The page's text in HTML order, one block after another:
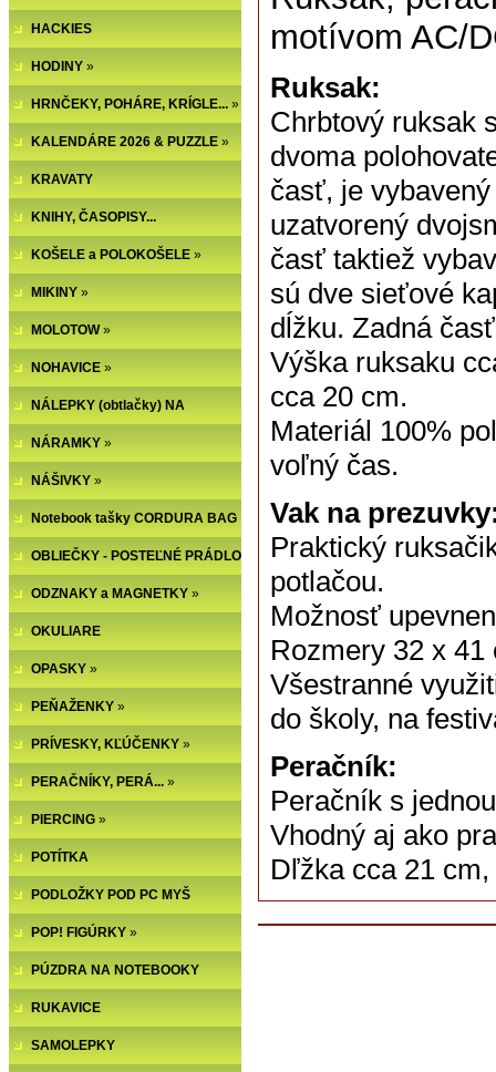
HACKIES
HODINY »
HRNČEKY, POHÁRE, KRÍGLE... »
KALENDÁRE 2026 & PUZZLE »
KRAVATY
KNIHY, ČASOPISY...
KOŠELE a POLOKOŠELE »
MIKINY »
MOLOTOW»
NOHAVICE »
NÁLEPKY (obtlačky) NA
NECHTY
NÁRAMKY »
NÁŠIVKY »
Notebook tašky CORDURA BAG
OBLIEČKY - POSTEĽNÉ PRÁDLO
ODZNAKY a MAGNETKY »
OKULIARE
OPASKY »
PEŇAŽENKY »
PRÍVESKY, KĽÚČENKY »
PERAČNÍKY, PERÁ... »
PIERCING »
POTÍTKA
PODLOŽKY POD PC MYŠ
POP! FIGÚRKY »
PÚZDRA NA NOTEBOOKY
RUKAVICE
SAMOLEPKY
motívom AC/
Ruksak:
Chrbtový ruksak
dvoma
časť, je
uzatvorený
časť taktiež
sú dve sieťové
dĺžku. Zadná
Výška ruksaku
cca 20 cm.
Materiál 100%
voľný čas.
Vak na
Praktický
potlačou.
Možnosť
Rozmery 32 x 41
Všestranné
do školy, na
Peračník:
Peračník s
Vhodný aj ako
Dľžka cca 21